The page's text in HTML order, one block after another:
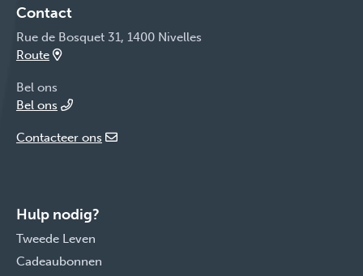
Contact
Rue de Bosquet 31, 1400 Nivelles
Route
Bel ons
Bel ons
Contacteer ons
Hulp nodig?
Tweede Leven
Cadeaubonnen